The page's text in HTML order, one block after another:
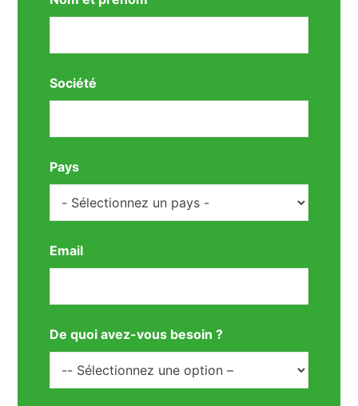
Société
Pays
Email
De quoi avez-vous besoin ?